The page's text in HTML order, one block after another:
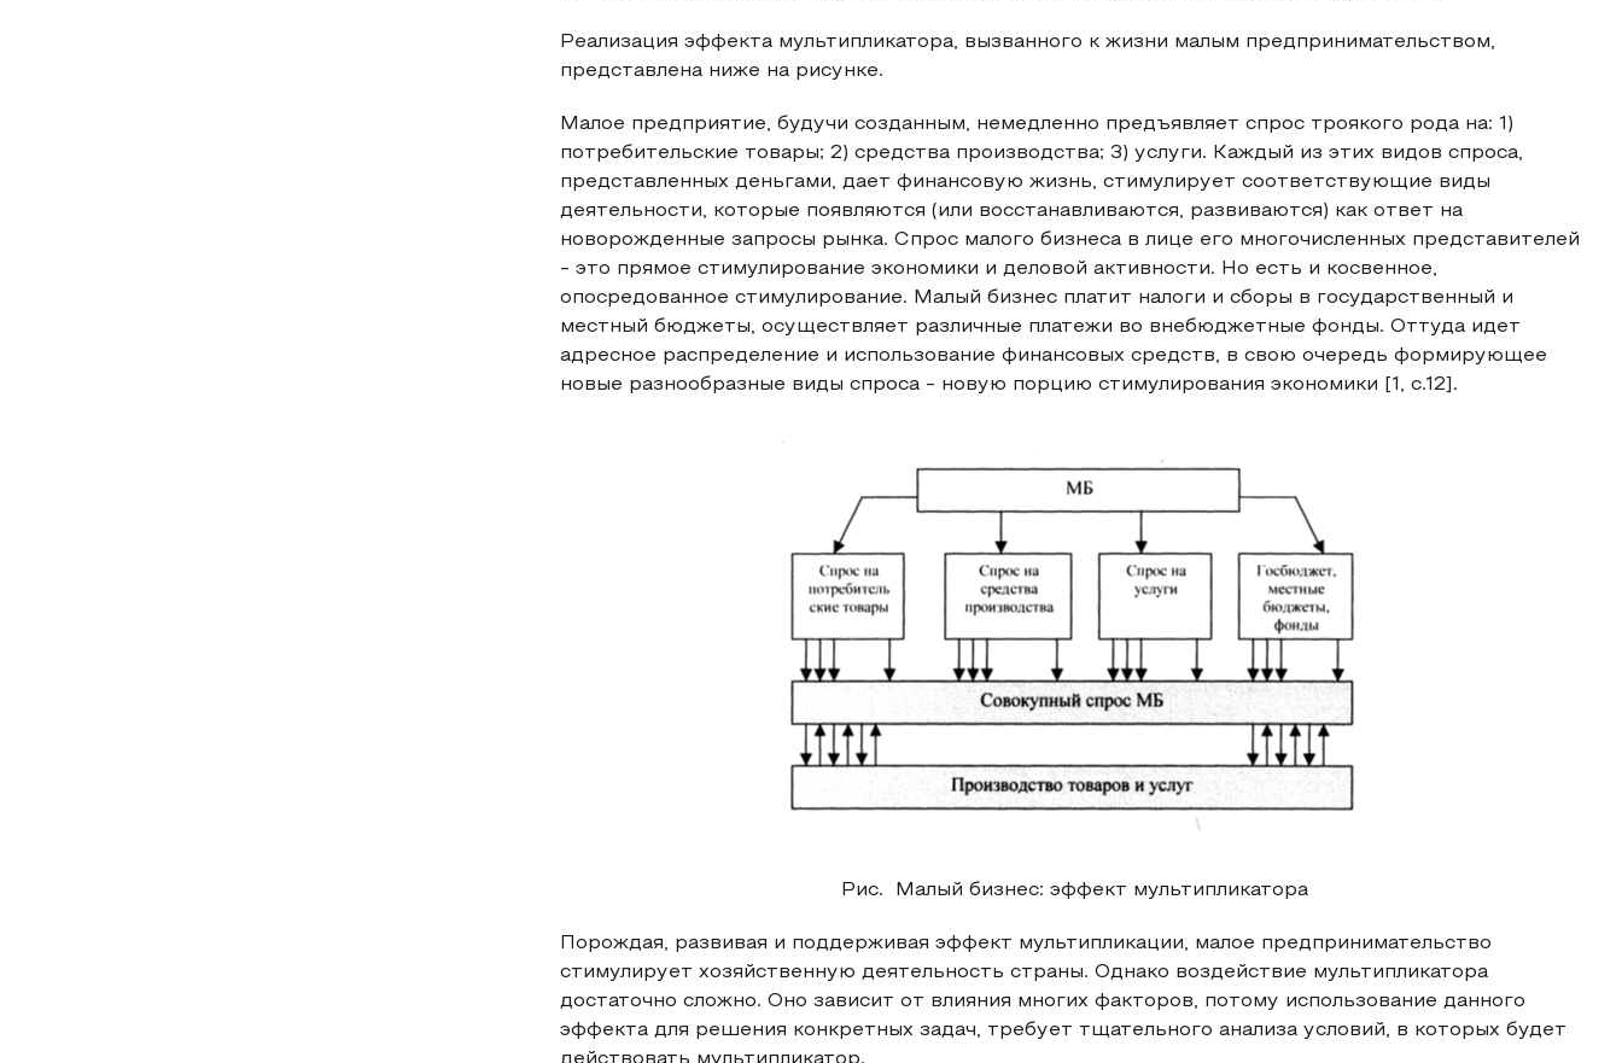
Реализация эффекта мультипликатора, вызванного к жизни малым предпринимательством,
представлена ниже на рисунке.
Малое предприятие, будучи созданным, немедленно предъявляет спрос троякого рода на: 1)
потребительские товары; 2) средства производства; 3) услуги. Каждый из этих видов спроса,
представленных деньгами, дает финансовую жизнь, стимулирует соответствующие виды
деятельности, которые появляются (или восстанавливаются, развиваются) как ответ на
новорожденные запросы рынка. Спрос малого бизнеса в лице его многочисленных представителей
- это прямое стимулирование экономики и деловой активности. Но есть и косвенное,
опосредованное стимулирование. Малый бизнес платит налоги и сборы в государственный и
местный бюджеты, осуществляет различные платежи во внебюджетные фонды. Оттуда идет
адресное распределение и использование финансовых средств, в свою очередь формирующее
новые разнообразные виды спроса - новую порцию стимулирования экономики [1, c.12].
Рис. Малый бизнес: эффект мультипликатора
Порождая, развивая и поддерживая эффект мультипликации, малое предпринимательство
стимулирует хозяйственную деятельность страны. Однако воздействие мультипликатора
достаточно сложно. Оно зависит от влияния многих факторов, потому использование данного
эффекта для решения конкретных задач, требует тщательного анализа условий, в которых будет
действовать мультипликатор.